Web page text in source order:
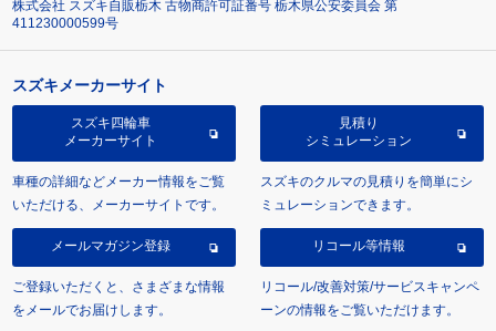
株式会社 スズキ自販栃木 古物商許可証番号 栃木県公安委員会 第
411230000599号
スズキメーカーサイト
スズキ四輪車
メーカーサイト
車種の詳細などメーカー情報をご覧
いただける、メーカーサイトです。
見積り
シミュレーション
スズキのクルマの見積りを簡単にシ
ミュレーションできます。
メールマガジン登録
ご登録いただくと、さまざまな情報
をメールでお届けします。
リコール等情報
リコール/改善対策/サービスキャンペ
ーンの情報をご覧いただけます。